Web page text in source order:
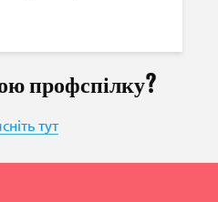
профспілку?
тут